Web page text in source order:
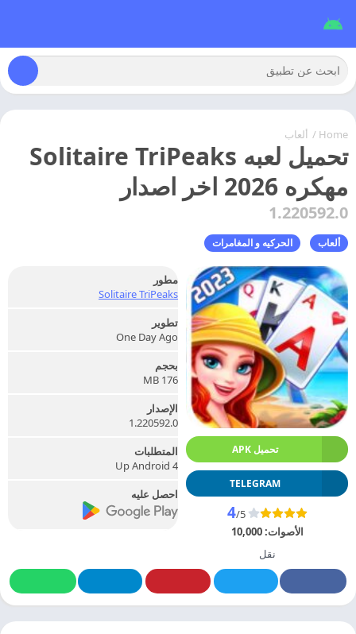
Home
/ ألعاب
تحميل لعبه Solitaire TriPeaks
مهكره 2026 اخر اصدار
1.220592.0
ألعاب الحركيه و المغامرات
تحميل APK
TELEGRAM
4/5
الأصوات:10,000
نقل
مطور
Solitaire TriPeaks
تطوير
One Day Ago
بحجم
176 MB
الإصدار
1.220592.0
المتطلبات
Up Android 4
احصل عليه